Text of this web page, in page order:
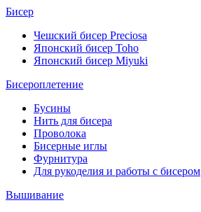
Бисер
Чешский бисер Preciosa
Японский бисер Toho
Японский бисер Miyuki
Бисероплетение
Бусины
Нить для бисера
Проволока
Бисерные иглы
Фурнитура
Для рукоделия и работы с бисером
Вышивание